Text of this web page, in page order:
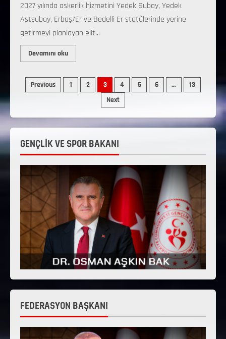
2027 yılında askerlik hizmetini Yedek Subay, Yedek
Astsubay, Erbaş/Er ve Bedelli Er statülerinde yerine
getirmeyi planlayan elit...
Devamını oku
Previous 1 2 3 4 5 6 …
13
Next
GENÇLİK VE SPOR BAKANI
FEDERASYON BAŞKANI